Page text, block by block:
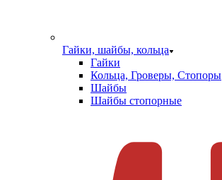
Гайки, шайбы, кольца
Гайки
Кольца, Гроверы, Стопоры
Шайбы
Шайбы стопорные